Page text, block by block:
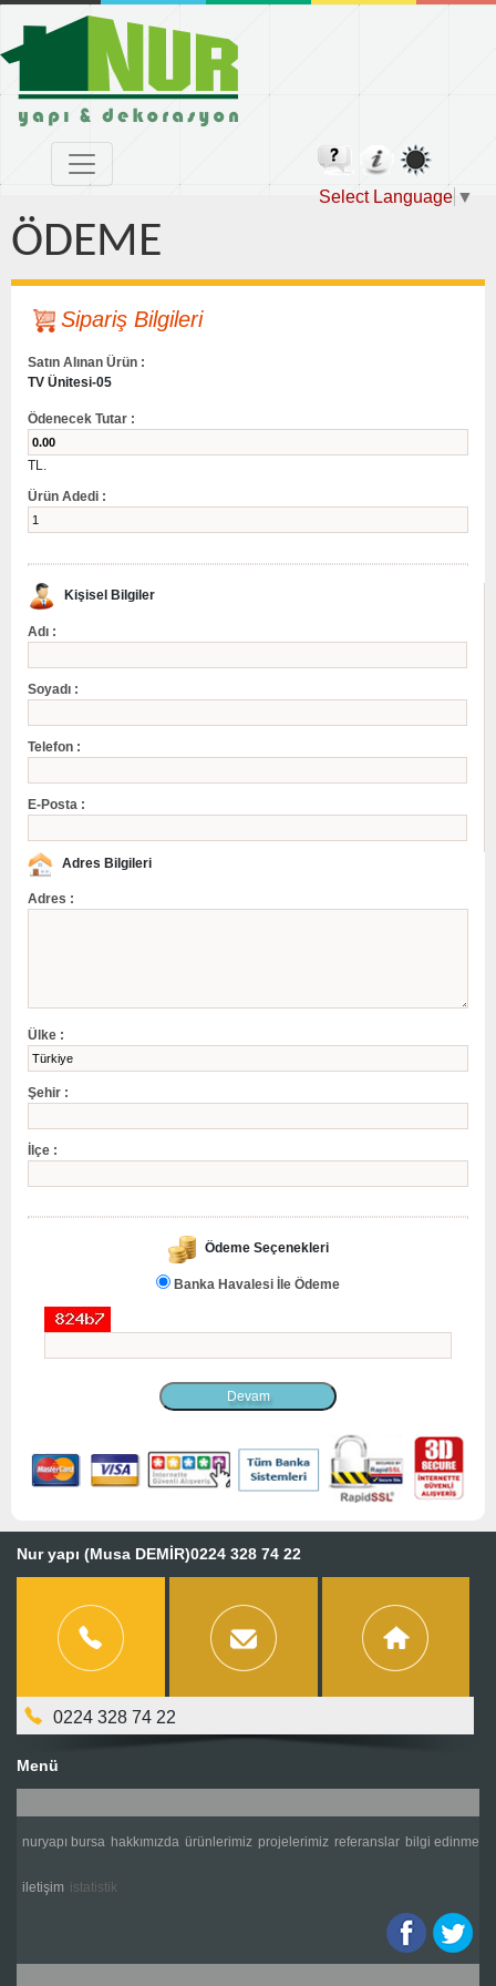
Select Language ▼
ÖDEME
Sipariş Bilgileri
Satın Alınan Ürün :
TV Ünitesi-05
Ödenecek Tutar :
TL.
Ürün Adedi :
Kişisel Bilgiler
Adı :
Soyadı :
Telefon :
E-Posta :
Adres Bilgileri
Adres :
Ülke :
Şehir :
İlçe :
Ödeme Seçenekleri
Banka Havalesi İle Ödeme
Nur yapı (Musa DEMİR)0224 328 74 22
0224 328 74 22
Menü
nuryapı bursa hakkımızda ürünlerimiz projelerimiz referanslar bilgi edinme
i̇letişim i̇statistik